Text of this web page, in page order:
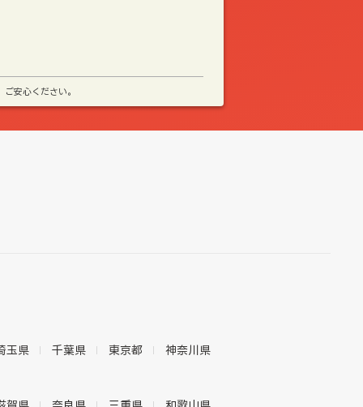
安心ください。
玉県 千葉県 東京都 神奈川県